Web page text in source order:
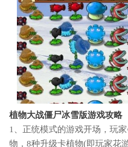
植物大战僵尸冰雪版游戏攻略
1、正统模式的游戏开场，玩
物，8种升级卡植物(即玩家花